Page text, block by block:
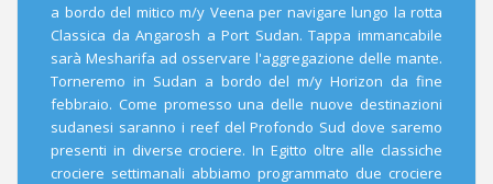
a bordo del mitico m/y Veena per navigare lungo la rotta
Classica da Angarosh a Port Sudan. Tappa immancabile
sarà Mesharifa ad osservare l'aggregazione delle mante.
Torneremo in Sudan a bordo del m/y Horizon da fine
febbraio. Come promesso una delle nuove destinazioni
sudanesi saranno i reef del Profondo Sud dove saremo
presenti in diverse crociere. In Egitto oltre alle classiche
crociere settimanali abbiamo programmato due crociere